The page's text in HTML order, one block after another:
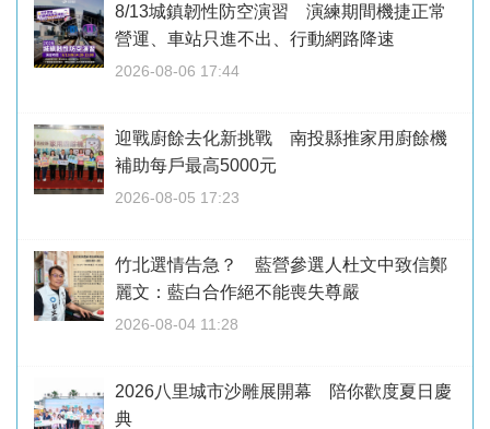
8/13城鎮韌性防空演習 演練期間機捷正常
營運、車站只進不出、行動網路降速
2026-08-06 17:44
迎戰廚餘去化新挑戰 南投縣推家用廚餘機
補助每戶最高5000元
2026-08-05 17:23
竹北選情告急？ 藍營參選人杜文中致信鄭
麗文：藍白合作絕不能喪失尊嚴
2026-08-04 11:28
2026八里城市沙雕展開幕 陪你歡度夏日慶
典